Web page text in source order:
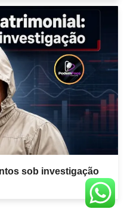
sob investigação